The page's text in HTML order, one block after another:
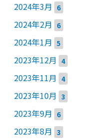
2024年3月 6
2024年2月 6
2024年1月 5
2023年12月 4
2023年11月 4
2023年10月 3
2023年9月 6
2023年8月 3